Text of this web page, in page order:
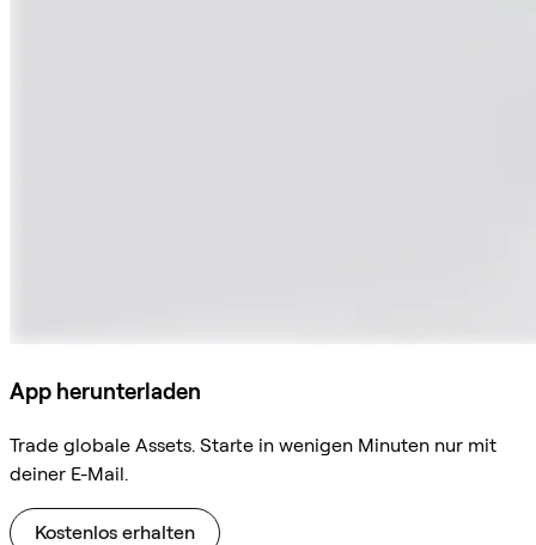
App herunterladen
Trade globale Assets. Starte in wenigen Minuten nur mit
deiner E-Mail.
Kostenlos erhalten